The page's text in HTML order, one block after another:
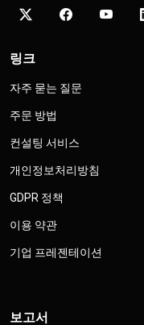
링크
자주 묻는 질문
주문 방법
컨설팅 서비스
개인정보처리방침
GDPR 정책
이용 약관
기업 프레젠테이션
보고서